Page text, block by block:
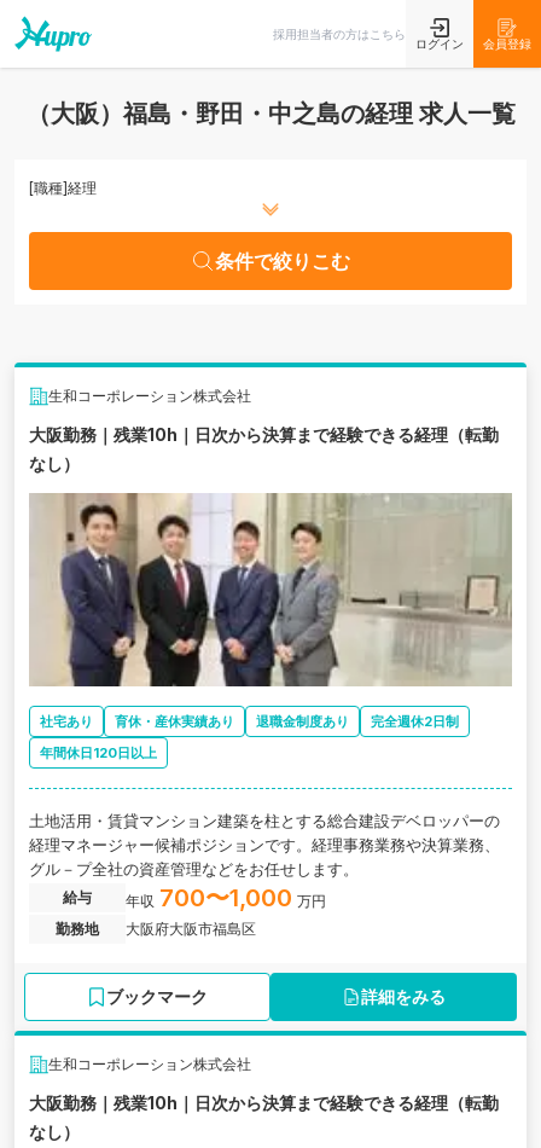
採用担当者の方はこちら
ログイン 会員登録
（大阪）福島・野田・中之島の経理 求人一覧
[職種]経理
条件で絞りこむ
生和コーポレーション株式会社
大阪勤務｜残業10h｜日次から決算まで経験できる経理（転勤
なし）
社宅あり 育休・産休実績あり 退職金制度あり
完全週休2日制
年間休日120日以上
土地活用・賃貸マンション建築を柱とする総合建設デベロッパーの
経理マネージャー候補ポジションです。経理事務業務や決算業務、
グル－プ全社の資産管理などをお任せします。
給与 年収 700〜1,000 万円
勤務地
大阪府大阪市福島区
ブックマーク 詳細をみる
生和コーポレーション株式会社
大阪勤務｜残業10h｜日次から決算まで経験できる経理（転勤
なし）